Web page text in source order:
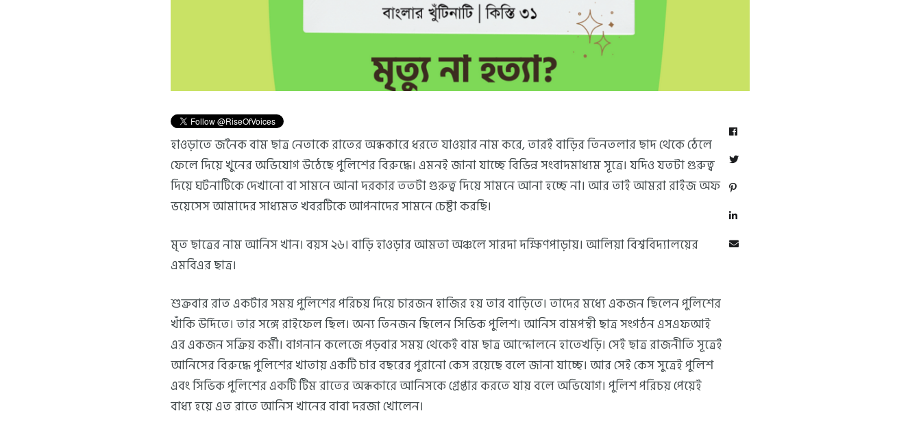
হাওড়াতে জনৈক বাম ছাত্র নেতাকে রাতের অন্ধকারে ধরতে যাওয়ার নাম করে, তারই বাড়ির তিনতলার ছাদ থেকে ঠেলে
ফেলে দিয়ে খুনের অভিযোগ উঠেছে পুলিশের বিরুদ্ধে। এমনই জানা যাচ্ছে বিভিন্ন সংবাদমাধ্যম সূত্রে। যদিও যতটা গুরুত্ব
দিয়ে ঘটনাটিকে দেখানো বা সামনে আনা দরকার ততটা গুরুত্ব দিয়ে সামনে আনা হচ্ছে না। আর তাই আমরা রাইজ অফ
ভয়েসেস আমাদের সাধ্যমত খবরটিকে আপনাদের সামনে চেষ্টা করছি।
মৃত ছাত্রের নাম আনিস খান। বয়স ২৬। বাড়ি হাওড়ার আমতা অঞ্চলে সারদা দক্ষিণপাড়ায়। আলিয়া বিশ্ববিদ্যালয়ের
এমবিএর ছাত্র।
শুক্রবার রাত একটার সময় পুলিশের পরিচয় দিয়ে চারজন হাজির হয় তার বাড়িতে। তাদের মধ্যে একজন ছিলেন পুলিশের
খাঁকি উর্দিতে। তার সঙ্গে রাইফেল ছিল। অন্য তিনজন ছিলেন সিভিক পুলিশ। আনিস বামপন্থী ছাত্র সংগঠন এসএফআই
এর একজন সক্রিয় কর্মী। বাগনান কলেজে পড়বার সময় থেকেই বাম ছাত্র আন্দোলনে হাতেখড়ি। সেই ছাত্র রাজনীতি সূত্রেই
আনিসের বিরুদ্ধে পুলিশের খাতায় একটি চার বছরের পুরানো কেস রয়েছে বলে জানা যাচ্ছে। আর সেই কেস সুত্রেই পুলিশ
এবং সিভিক পুলিশের একটি টিম রাতের অন্ধকারে আনিসকে গ্রেপ্তার করতে যায় বলে অভিযোগ। পুলিশ পরিচয় পেয়েই
বাধ্য হয়ে এত রাতে আনিস খানের বাবা দরজা খোলেন।